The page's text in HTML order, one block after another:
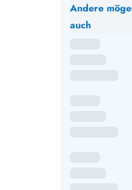
Andere
auch